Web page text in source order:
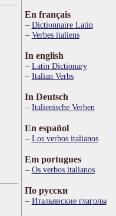
En français
Dictionnaire Latin
Verbes italiens
In english
Latin Dictionary
Italian Verbs
In Deutsch
Italienische Verben
En español
Los verbos italianos
Em portugues
Os verbos italianos
По русски
Итальянские глаголы